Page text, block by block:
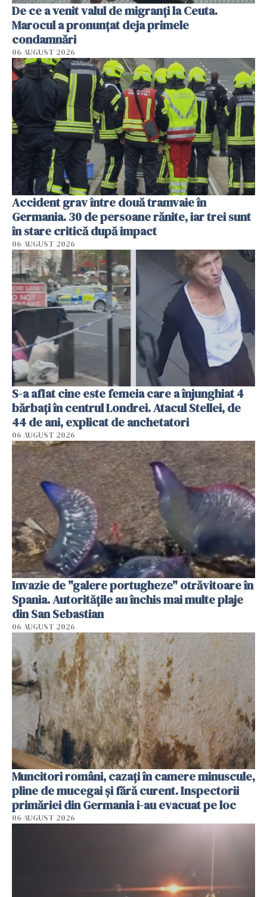
De ce a venit valul de migranți la Ceuta.
Marocul a pronunțat deja primele
condamnări
06 AUGUST 2026
Accident grav între două tramvaie în
Germania. 30 de persoane rănite, iar trei sunt
în stare critică după impact
06 AUGUST 2026
S-a aflat cine este femeia care a înjunghiat 4
bărbați în centrul Londrei. Atacul Stellei, de
44 de ani, explicat de anchetatori
06 AUGUST 2026
Invazie de "galere portugheze" otrăvitoare în
Spania. Autoritățile au închis mai multe plaje
din San Sebastian
06 AUGUST 2026
Muncitori români, cazați în camere minuscule,
pline de mucegai și fără curent. Inspectorii
primăriei din Germania i-au evacuat pe loc
06 AUGUST 2026